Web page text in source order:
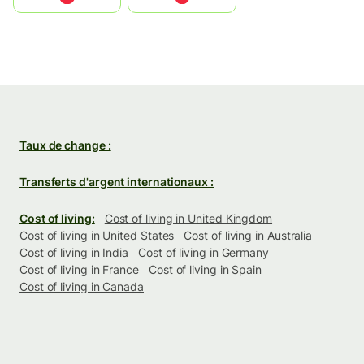
Taux de change :
Transferts d'argent internationaux :
Cost of living:
Cost of living in United Kingdom
Cost of living in United States
Cost of living in Australia
Cost of living in India
Cost of living in Germany
Cost of living in France
Cost of living in Spain
Cost of living in Canada